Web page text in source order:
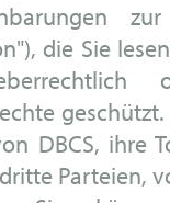
die Sie
DBCS, ihre
Parteien,